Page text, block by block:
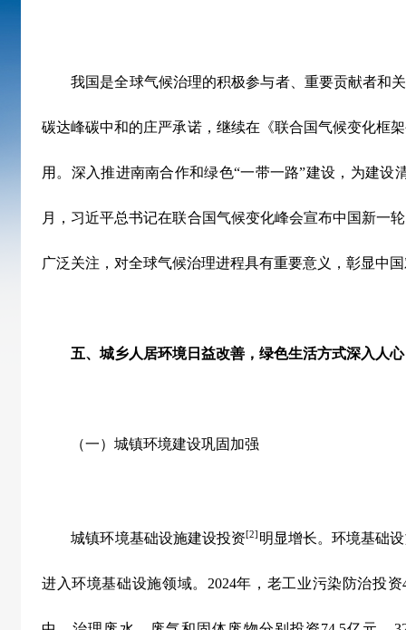
我国是全球气候治理的积极参与者、重要贡献者和
碳达峰碳中和的庄严承诺，继续在《联合国气候变化框
用。深入推进南南合作和绿色“一带一路”建设，为建设
月，习近平总书记在联合国气候变化峰会宣布中国新一
广泛关注，对全球气候治理进程具有重要意义，彰显中
五、城乡人居环境日益改善，绿色生活方式深入人心
（一）城镇环境建设巩固加强
城镇环境基础设施建设投资[2] 明显增长。环境基础
进入环境基础设施领域。 2024年，老工业污染防治投资